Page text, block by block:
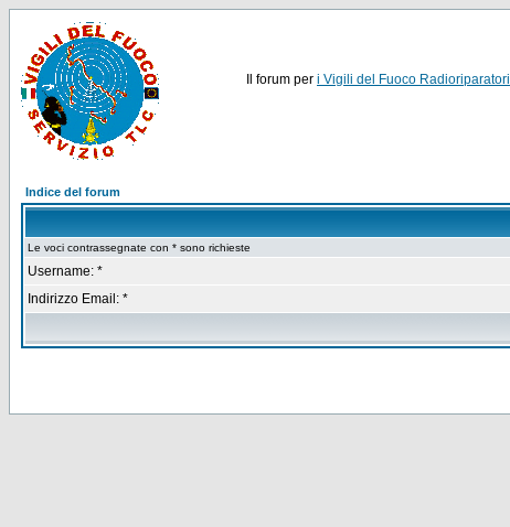
Il forum per i Vigili del Fuoco Radioriparatori
Indice del forum
Le voci contrassegnate con * sono richieste
Username: *
Indirizzo Email: *